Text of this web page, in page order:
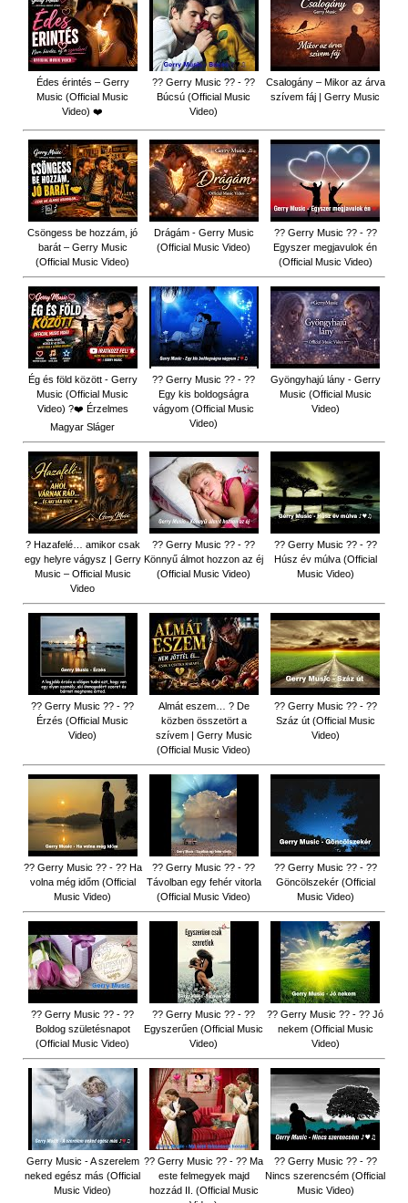
Édes érintés – Gerry
Music (Official Music
Video) ❤️
?? Gerry Music ?? - ??
Búcsú (Official Music
Video)
Csalogány – Mikor az árva
szívem fáj | Gerry Music
Csöngess be hozzám, jó
barát – Gerry Music
(Official Music Video)
Drágám - Gerry Music
(Official Music Video)
?? Gerry Music ?? - ??
Egyszer megjavulok én
(Official Music Video)
Ég és föld között - Gerry
Music (Official Music
Video) ?❤️ Érzelmes
Magyar Sláger
?? Gerry Music ?? - ??
Egy kis boldogságra
vágyom (Official Music
Video)
Gyöngyhajú lány - Gerry
Music (Official Music
Video)
? Hazafelé… amikor csak
egy helyre vágysz | Gerry
Music – Official Music
Video
?? Gerry Music ?? - ??
Könnyű álmot hozzon az éj
(Official Music Video)
?? Gerry Music ?? - ??
Húsz év múlva (Official
Music Video)
?? Gerry Music ?? - ??
Érzés (Official Music
Video)
Almát eszem… ? De
közben összetört a
szívem | Gerry Music
(Official Music Video)
?? Gerry Music ?? - ??
Száz út (Official Music
Video)
?? Gerry Music ?? - ?? Ha
volna még időm (Official
Music Video)
?? Gerry Music ?? - ??
Távolban egy fehér vitorla
(Official Music Video)
?? Gerry Music ?? - ??
Göncölszekér (Official
Music Video)
?? Gerry Music ?? - ??
Boldog születésnapot
(Official Music Video)
?? Gerry Music ?? - ??
Egyszerűen (Official Music
Video)
?? Gerry Music ?? - ?? Jó
nekem (Official Music
Video)
Gerry Music - A szerelem
neked egész más (Official
Music Video)
?? Gerry Music ?? - ?? Ma
este felmegyek majd
hozzád II. (Official Music
?? Gerry Music ?? - ??
Nincs szerencsém (Official
Music Video)